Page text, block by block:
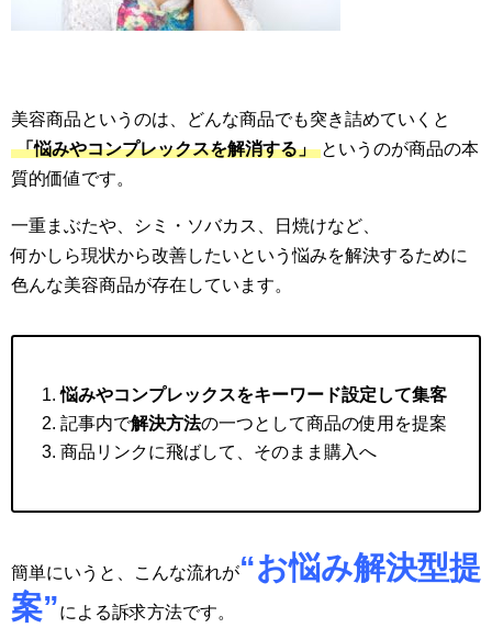
美容商品というのは、どんな商品でも突き詰めていくと
「悩みやコンプレックスを解消する」 というのが商品の本
質的価値です。
一重まぶたや、シミ・ソバカス、日焼けなど、
何かしら現状から改善したいという悩みを解決するために
色んな美容商品が存在しています。
悩みやコンプレックスをキーワード設定して集客
記事内で解決方法の一つとして商品の使用を提案
商品リンクに飛ばして、そのまま購入へ
簡単にいうと、こんな流れが“お悩み解決型提
案”による訴求方法です。